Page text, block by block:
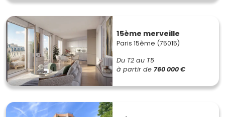
15ème merveille
Paris 15ème (75015)
Du T2 au T5
à partir de 760 000 €